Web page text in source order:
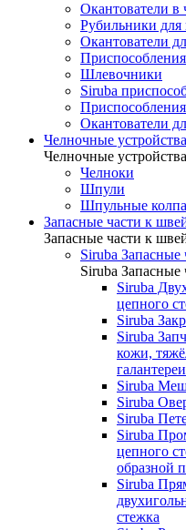
Окантователи в
Рубильники для
Окантователи
Шлевочники
Siruba
Окантователи
Челночные устройства
Челночные устройства
Челноки
Шпули
Шпульные
Запасные части к
Запасные части к
Siruba Запасные
Siruba Запасные
Siruba
цепного
Siruba
Siruba
кожи,
галантереи
Siruba
Siruba
Siruba
Siruba
цепного
образной
Siruba
стежка